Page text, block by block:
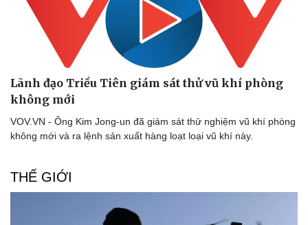
Doanh nghiệp
Thông tin doanh nghiệp
Doanh nghiệp 24h
Vì cộng đồng
Công nghệ
Sành điệu
Chuyển đổi số
Lãnh đạo Triều Tiên giám sát thử vũ khí phòng
không mới
VOV.VN - Ông Kim Jong-un đã giám sát thử nghiệm vũ khí phòng
không mới và ra lệnh sản xuất hàng loạt loại vũ khí này.
THẾ GIỚI